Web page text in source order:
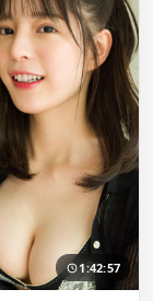
1:42:57